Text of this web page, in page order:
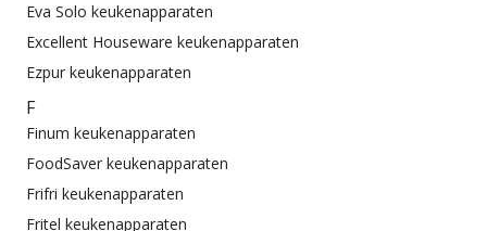
Eva Solo keukenapparaten
Excellent Houseware keukenapparaten
Ezpur keukenapparaten
F
Finum keukenapparaten
FoodSaver keukenapparaten
Frifri keukenapparaten
Fritel keukenapparaten